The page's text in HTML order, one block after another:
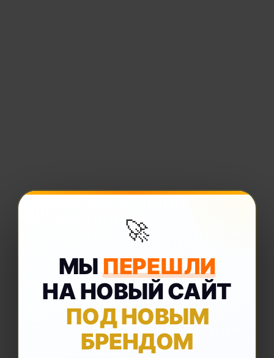
🚀
МЫПЕРЕШЛИ
НА НОВЫЙ САЙТ
ПОД НОВЫМ
БРЕНДОМ